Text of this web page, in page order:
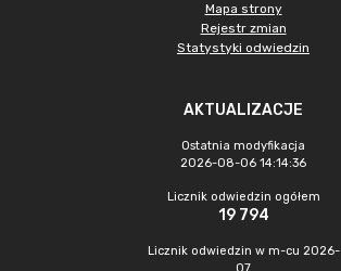
Mapa strony
Rejestr zmian
Statystyki odwiedzin
AKTUALIZACJE
Ostatnia modyfikacja
2026-08-06 14:14:36
Licznik odwiedzin ogółem
19 794
Licznik odwiedzin w m-cu 2026-